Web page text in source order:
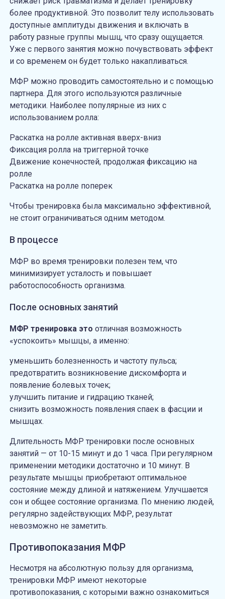
более продуктивной. Это позволит телу использовать
доступные амплитуды движения и включать в
работу разные группы мышц, что сразу ощущается.
Уже с первого занятия можно почувствовать эффект
и со временем он будет только накапливаться.
МФР можно проводить самостоятельно и с помощью
партнера. Для этого используются различные
методики. Наиболее популярные из них с
использованием ролла:
Раскатка на ролле активная вверх-вниз
Фиксация ролла на триггерной точке
Движение конечностей, продолжая фиксацию на
ролле
Раскатка на ролле поперек
Чтобы тренировка была максимально эффективной,
не стоит ограничиваться одним методом.
В процессе
МФР во время тренировки полезен тем, что
минимизирует усталость и повышает
работоспособность организма.
После основных занятий
МФР тренировка это отличная возможность
«успокоить» мышцы, а именно:
уменьшить болезненность и частоту пульса;
предотвратить возникновение дискомфорта и
появление болевых точек;
улучшить питание и гидрацию тканей;
снизить возможность появления спаек в фасции и
мышцах.
Длительность МФР тренировки после основных
занятий — от 10-15 минут и до 1 часа. При регулярном
применении методики достаточно и 10 минут. В
результате мышцы приобретают оптимальное
состояние между длиной и натяжением. Улучшается
сон и общее состояние организма. По мнению людей,
регулярно задействующих МФР, результат
невозможно не заметить.
Противопоказания МФР
Несмотря на абсолютную пользу для организма,
тренировки МФР имеют некоторые
противопоказания, с которыми важно ознакомиться